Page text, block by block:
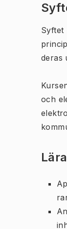
Syftet
deras
och